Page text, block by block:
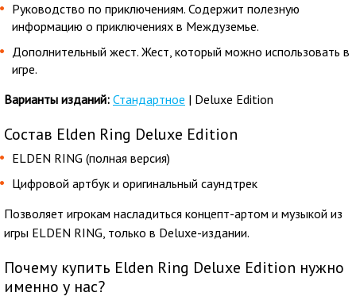
Руководство по приключениям. Содержит полезную
информацию о приключениях в Междуземье.
Дополнительный жест. Жест, который можно использовать в
игре.
Варианты изданий: Стандартное | Deluxe Edition
Состав Elden Ring Deluxe Edition
ELDEN RING (полная версия)
Цифровой артбук и оригинальный саундтрек
Позволяет игрокам насладиться концепт-артом и музыкой из
игры ELDEN RING, только в Deluxe-издании.
Почему купить Elden Ring Deluxe Edition нужно
именно у нас?